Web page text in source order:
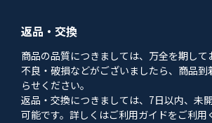
返品・交換
商品の品質につきましては、万全を期し
不良・破損などがございましたら、商品
らせください。
返品・交換につきましては、7日以内、未
可能です。詳しくはご利用ガイドをご利用